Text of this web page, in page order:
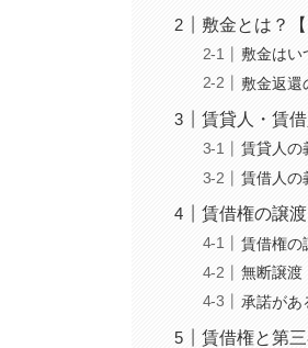
敷金とは？
敷金はい
敷金返還
賃貸人・賃
賃貸人の
賃借人の
賃借権の譲
賃借権の
無断譲渡
承諾があ
賃借権と第